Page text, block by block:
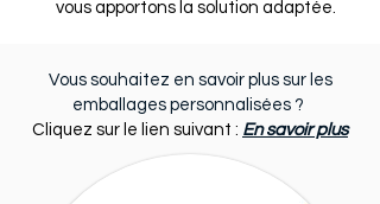
vous apportons la solution adaptée.
Vous souhaitez en savoir plus sur les
emballages personnalisées ?
Cliquez sur le lien suivant : En savoir plus